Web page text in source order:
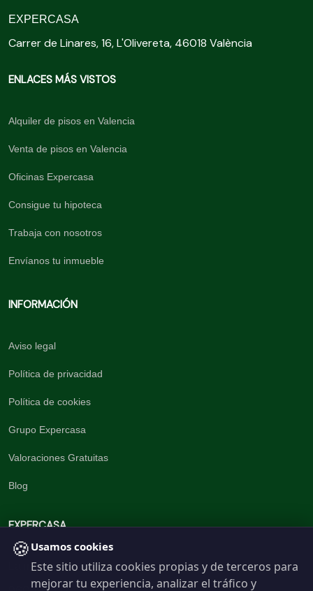
EXPERCASA
Carrer de Linares, 16, L'Olivereta, 46018 València
ENLACES MÁS VISTOS
Alquiler de pisos en Valencia
Venta de pisos en Valencia
Oficinas Expercasa
Consigue tu hipoteca
Trabaja con nosotros
Envíanos tu inmueble
INFORMACIÓN
Aviso legal
Política de privacidad
Política de cookies
Grupo Expercasa
Valoraciones Gratuitas
Blog
EXPERCASA
La inmobiliaria del Barrio
🍪 Usamos cookies
Este sitio utiliza cookies propias y de terceros para
mejorar tu experiencia, analizar el tráfico y